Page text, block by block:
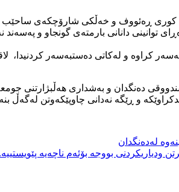
“بێهزاد درەخشانیان” کوری ڕەئووف و خەڵکی
دانانی بارمتەی گونجاو و پەسەند
کراوە و لەکاتی دەستبەسەر
سندووقی دەنگدان و بەشداری هەڵبژارتنی
و ڕێگە نەدانی چاوپێکەوتن لەگەڵ
لەدەنگدان
بووجە بۆئەم ناچەیە پێویستییە.